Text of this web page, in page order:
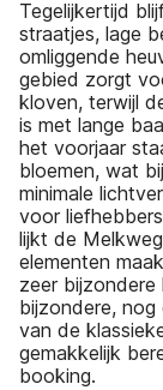
Tegelijkertijd
straatjes, lage
omliggende
gebied zorgt
kloven, terwijl
is met lange
het voorjaar
bloemen, wat
minimale
voor
lijkt de
elementen
zeer
bijzondere,
van de
gemakkelijk
booking.